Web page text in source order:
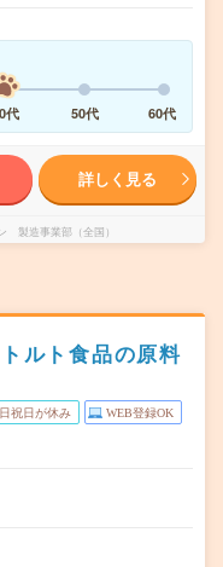
代 50代 60代
詳しく見る
製造事業部（全国）
ルト食品の原料
祝日が休み WEB登録OK